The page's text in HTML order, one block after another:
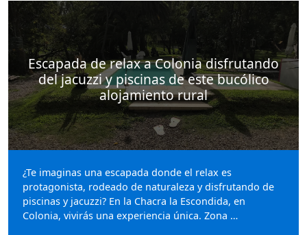
Escapada de relax a Colonia disfrutando
del jacuzzi y piscinas de este bucólico
alojamiento rural
¿Te imaginas una escapada donde el relax es
protagonista, rodeado de naturaleza y disfrutando de
piscinas y jacuzzi? En la Chacra la Escondida, en
Colonia, vivirás una experiencia única. Zona …